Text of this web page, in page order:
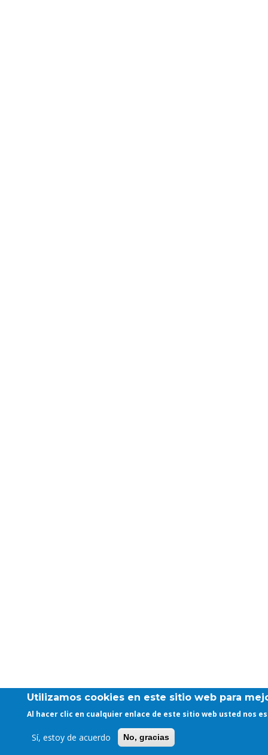
Utilizamos cookies en este sitio web para
Al hacer clic en cualquier enlace de este sitio web usted nos
Sí, estoy de acuerdo No, gracias